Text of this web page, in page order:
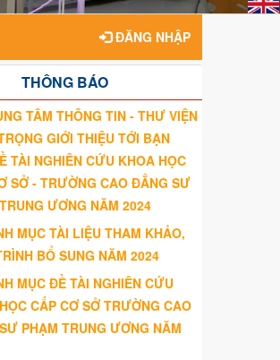
ĐĂNG NHẬP
THÔNG BÁO
TÂM THÔNG TIN - THƯ VIỆN
GIỚI THIỆU TỚI BẠN
TÀI NGHIÊN CỨU KHOA HỌC
SỞ - TRƯỜNG CAO ĐẲNG SƯ
ƯƠNG NĂM 2024
MỤC TÀI LIỆU THAM KHẢO,
BỔ SUNG NĂM 2024
MỤC ĐỀ TÀI NGHIÊN CỨU
CẤP CƠ SỞ TRƯỜNG CAO
PHẠM TRUNG ƯƠNG NĂM